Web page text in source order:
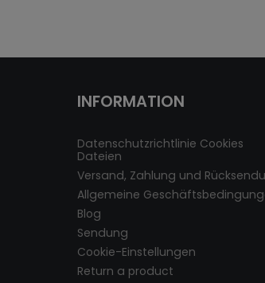
INFORMATION
Datenschutzrichtlinie Cookies
Dateien
Versand, Zahlung und
Allgemeine
Blog
Sendung
Cookie-Einstellungen
Return a product